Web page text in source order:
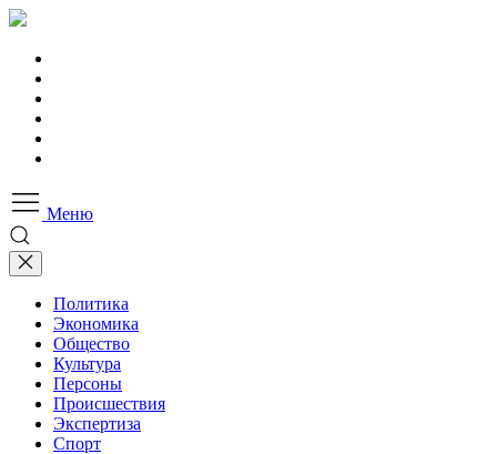
Меню
Политика
Экономика
Общество
Культура
Персоны
Происшествия
Экспертиза
Спорт